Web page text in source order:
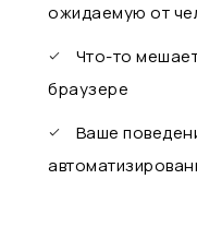
ожидаемую от
Что-то
браузере
Ваше